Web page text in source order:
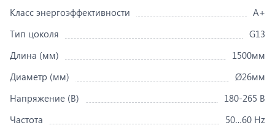
Класс энергоэффективности
A+
Тип цоколя
G13
Длина (мм)
1500мм
Диаметр (мм)
Ø26мм
Напряжение (В)
180-265 В
Частота
50…60 Hz